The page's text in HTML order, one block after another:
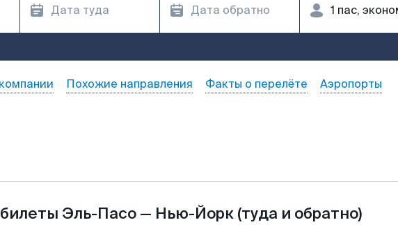
Похожие направления Факты о перелёте Аэропорты
Эль-Пасо— Нью-Йорк (туда и обратно)